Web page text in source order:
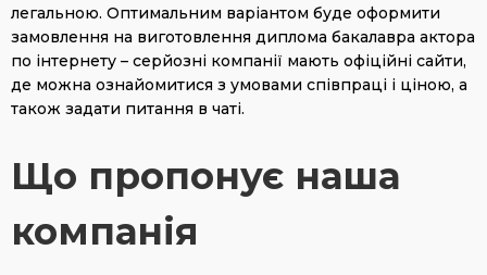
легальною. Оптимальним варіантом буде оформити
замовлення на виготовлення диплома бакалавра актора
по інтернету – серйозні компанії мають офіційні сайти,
де можна ознайомитися з умовами співпраці і ціною, а
також задати питання в чаті.
Що пропонує наша
компанія